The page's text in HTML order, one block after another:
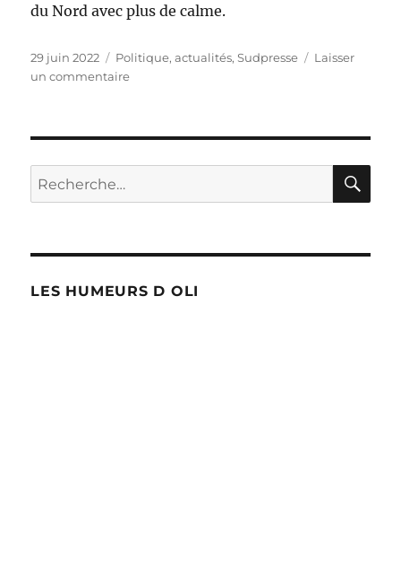
du Nord avec plus de calme.
Publié
le
29 juin 2022 Catégories
Politique, actualités,Sudpresse
Laisser
un commentairesur
nouveaux
scolaires
Recherche
pour :
LES HUMEURS D OLI